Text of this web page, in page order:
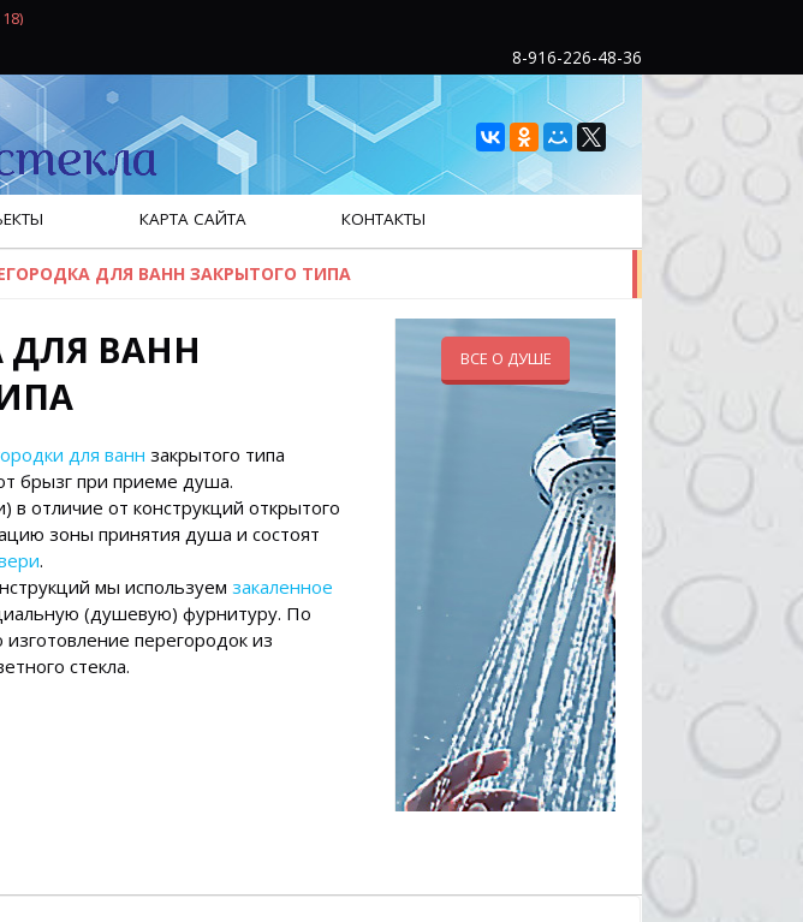
8-916-226-48-36
КАРТА САЙТА КОНТАКТЫ
ДЛЯ ВАНН ЗАКРЫТОГО ТИПА
ДЛЯ ВАНН
для ванн закрытого типа
брызг при приеме душа.
отличие от конструкций открытого
зоны принятия душа и состоят
.
мы используемзакаленное
(душевую) фурнитуру. По
перегородок из
стекла.
ВСЕ О ДУШЕ